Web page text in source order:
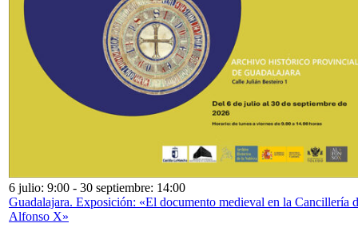
6 julio: 9:00 - 30 septiembre: 14:00
Guadalajara. Exposición: «El documento medieval en la Cancillería
Alfonso X»